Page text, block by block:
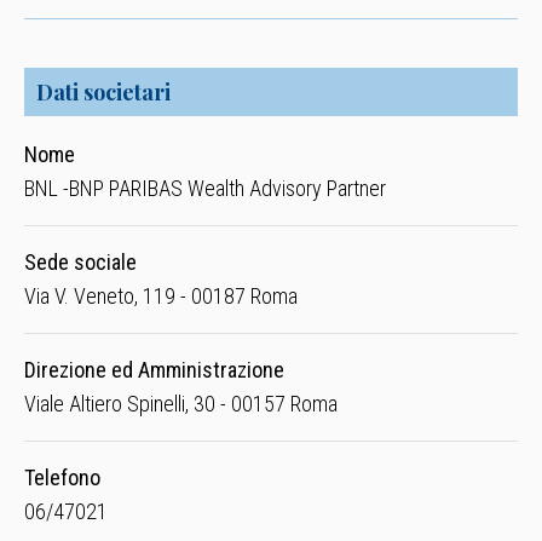
Dati societari
Nome
BNL -BNP PARIBAS Wealth Advisory Partner
Sede sociale
Via V. Veneto, 119 - 00187 Roma
Direzione ed Amministrazione
Viale Altiero Spinelli, 30 - 00157 Roma
Telefono
06/47021